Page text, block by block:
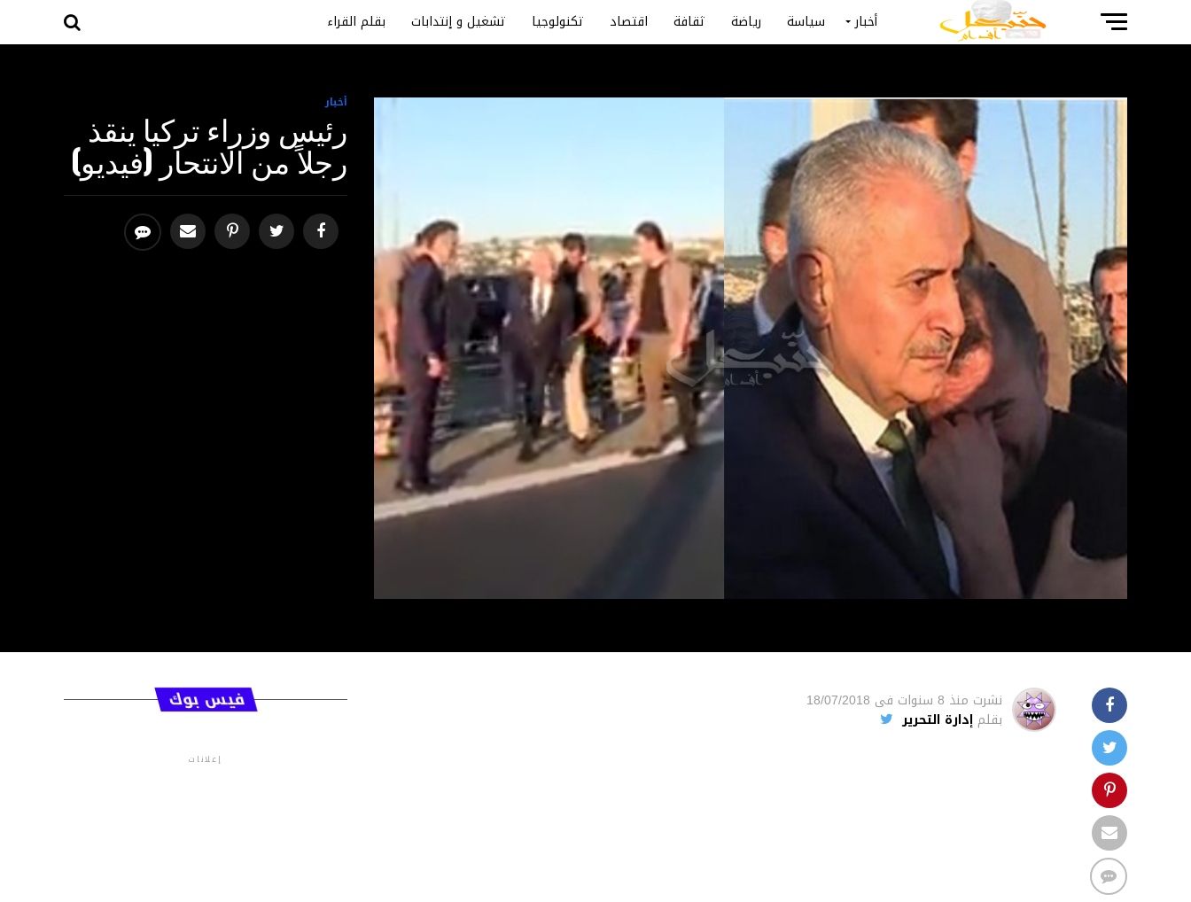
أخبار سياسة رياضة ثقافة اقتصاد تكنولوجيا تشغيل و إنتدابات بقلم القراء
أخبار
رئيس وزراء تركيا ينقذ
رجلاً من الانتحار (فيديو)
نشرت منذ 8 سنوات فى 18/07/2018
بقلم إدارة التحرير
فيس بوك
إعلانات